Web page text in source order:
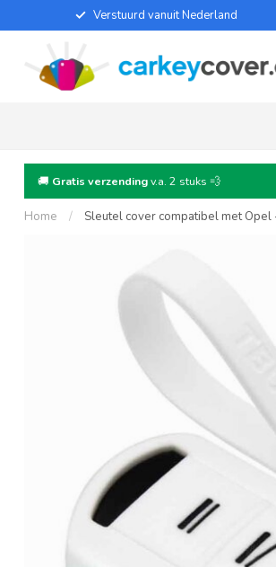
Verstuurd vanuit Nederland
🚚 Gratis verzendingv.a. 2 stuks 💨
Home / Sleutel cover compatibel met